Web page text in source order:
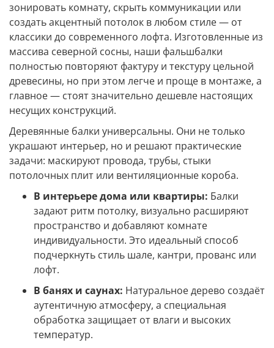
зонировать комнату, скрыть коммуникации или
создать акцентный потолок в любом стиле — от
классики до современного лофта. Изготовленные из
массива северной сосны, наши фальшбалки
полностью повторяют фактуру и текстуру цельной
древесины, но при этом легче и проще в монтаже, а
главное — стоят значительно дешевле настоящих
несущих конструкций.
Деревянные балки универсальны. Они не только
украшают интерьер, но и решают практические
задачи: маскируют провода, трубы, стыки
потолочных плит или вентиляционные короба.
В интерьере дома или квартиры: Балки
задают ритм потолку, визуально расширяют
пространство и добавляют комнате
индивидуальности. Это идеальный способ
подчеркнуть стиль шале, кантри, прованс или
лофт.
В банях и саунах: Натуральное дерево создаёт
аутентичную атмосферу, а специальная
обработка защищает от влаги и высоких
температур.